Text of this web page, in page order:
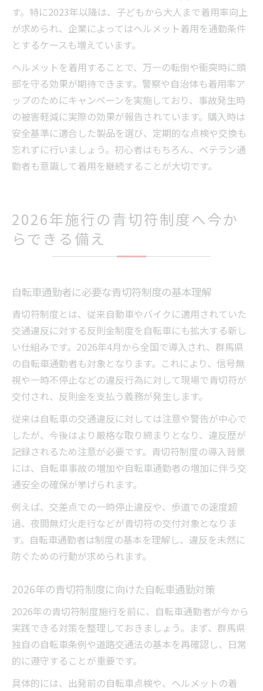
す。特に2023年以降は、子どもから大人まで着用率向上
が求められ、企業によってはヘルメット着用を通勤条件
とするケースも増えています。
ヘルメットを着用することで、万一の転倒や衝突時に頭
部を守る効果が期待できます。警察や自治体も着用率ア
ップのためにキャンペーンを実施しており、事故発生時
の被害軽減に実際の効果が報告されています。購入時は
安全基準に適合した製品を選び、定期的な点検や交換も
忘れずに行いましょう。初心者はもちろん、ベテラン通
勤者も意識して着用を継続することが大切です。
2026年施行の青切符制度へ今か
らできる備え
自転車通勤者に必要な青切符制度の基本理解
青切符制度とは、従来自動車やバイクに適用されていた
交通違反に対する反則金制度を自転車にも拡大する新し
い仕組みです。2026年4月から全国で導入され、群馬県
の自転車通勤者も対象となります。これにより、信号無
視や一時不停止などの違反行為に対して現場で青切符が
交付され、反則金を支払う義務が発生します。
従来は自転車の交通違反に対しては注意や警告が中心で
したが、今後はより厳格な取り締まりとなり、違反歴が
記録されるため注意が必要です。青切符制度の導入背景
には、自転車事故の増加や自転車通勤者の増加に伴う交
通安全の確保が挙げられます。
例えば、交差点での一時停止違反や、歩道での速度超
過、夜間無灯火走行などが青切符の交付対象となりま
す。自転車通勤者は制度の基本を理解し、違反を未然に
防ぐための行動が求められます。
2026年の青切符制度に向けた自転車通勤対策
2026年の青切符制度施行を前に、自転車通勤者が今から
実践できる対策を整理しておきましょう。まず、群馬県
独自の自転車条例や道路交通法の基本を再確認し、日常
的に遵守することが重要です。
具体的には、出発前の自転車点検や、ヘルメットの着